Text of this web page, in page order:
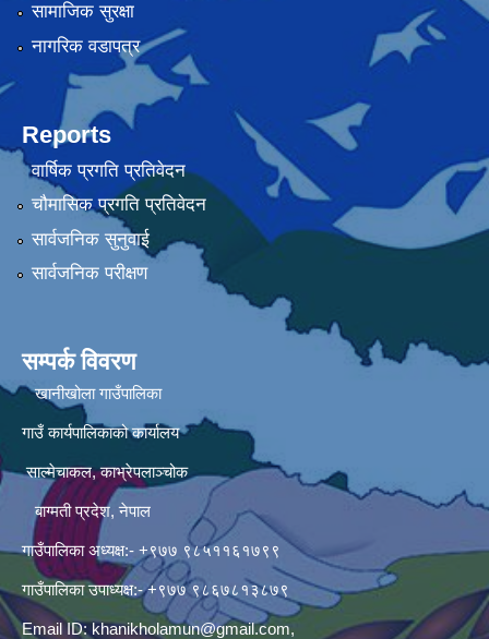
सामाजिक सुरक्षा
नागरिक वडापत्र
Reports
वार्षिक प्रगति प्रतिवेदन
चौमासिक प्रगति प्रतिवेदन
सार्वजनिक सुनुवाई
सार्वजनिक परीक्षण
सम्पर्क विवरण
खानीखोला गाउँपालिका
गाउँ कार्यपालिकाको कार्यालय
साल्मेचाकल, काभ्रेपलाञ्चोक
बाग्मती प्रदेश, नेपाल
गाउँपालिका अध्यक्ष:- +९७७ ९८५११६१७९९
गाउँपालिका उपाध्यक्ष:- +९७७ ९८६७८१३८७९
Email ID:khanikholamun@gmail.com,